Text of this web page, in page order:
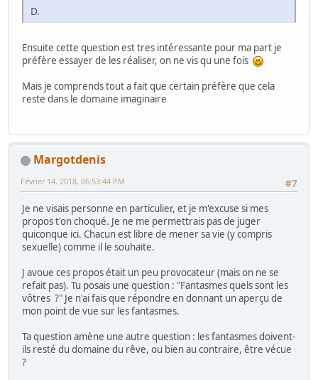
D.
Ensuite cette question est tres intéressante pour ma part je
préfère essayer de les réaliser, on ne vis qu une fois
Mais je comprends tout a fait que certain préfère que cela
reste dans le domaine imaginaire
Margotdenis
#7
Février 14, 2018, 06:53:44 PM
Je ne visais personne en particulier, et je m'excuse si mes
propos t'on choqué. Je ne me permettrais pas de juger
quiconque ici. Chacun est libre de mener sa vie (y compris
sexuelle) comme il le souhaite.
J avoue ces propos était un peu provocateur (mais on ne se
refait pas). Tu posais une question : "Fantasmes quels sont les
vôtres ?" Je n'ai fais que répondre en donnant un aperçu de
mon point de vue sur les fantasmes.
Ta question amène une autre question : les fantasmes doivent-
ils resté du domaine du rêve, ou bien au contraire, être vécue
?